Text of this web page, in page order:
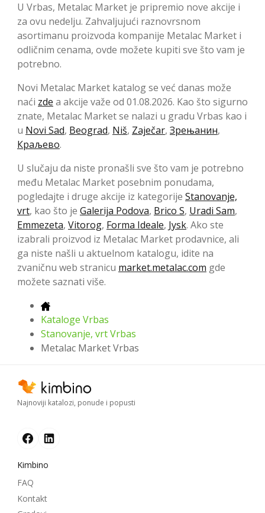
U Vrbas, Metalac Market je pripremio nove akcije i
za ovu nedelju. Zahvaljujući raznovrsnom
asortimanu proizvoda kompanije Metalac Market i
odličnim cenama, ovde možete kupiti sve što vam je
potrebno.
Novi Metalac Market katalog se već danas može
naći zde a akcije važe od 01.08.2026. Kao što sigurno
znate, Metalac Market se nalazi u gradu Vrbas kao i
u Novi Sad, Beograd, Niš, Zaječar, Зрењанин,
Краљево.
U slučaju da niste pronašli sve što vam je potrebno
među Metalac Market posebnim ponudama,
pogledajte i druge akcije iz kategorije Stanovanje,
vrt, kao što je Galerija Podova, Brico S, Uradi Sam,
Emmezeta, Vitorog, Forma Ideale, Jysk. Ako ste
izabrali proizvod iz Metalac Market prodavnice, ali
ga niste našli u aktuelnom katalogu, idite na
zvaničnu web stranicu market.metalac.com gde
možete saznati više.
Kataloge Vrbas
Stanovanje, vrt Vrbas
Metalac Market Vrbas
Najnoviji katalozi, ponude i popusti
Kimbino
FAQ
Kontakt